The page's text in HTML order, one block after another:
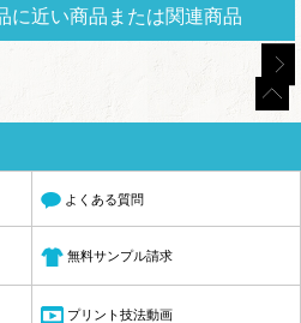
に近い商品または関連商品
よくある質問
無料サンプル請求
プリント技法動画